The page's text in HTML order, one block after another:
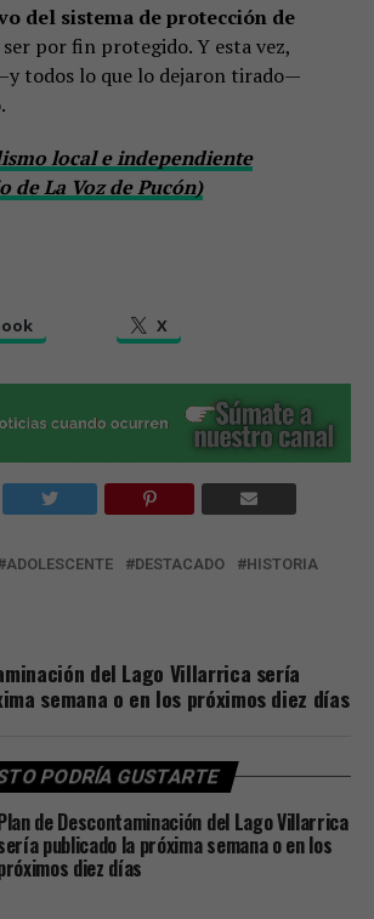
del sistema de protección de
ser por fin protegido. Y esta vez,
todos lo que lo dejaron tirado—
local e independiente
de La Voz de Pucón)
X
ADOLESCENTE DESTACADO
HISTORIA
del Lago Villarrica sería
semana o en los próximos diez días
PODRÍA GUSTARTE
de Descontaminación del Lago Villarrica
publicado la próxima semana o en los
diez días